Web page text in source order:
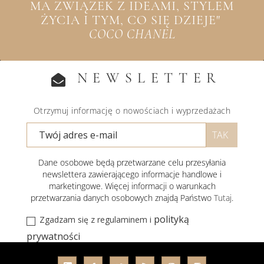
MA ZWIĄZEK Z IDEAMI, STYLEM
ŻYCIA I TYM, CO SIĘ DZIEJE"
COCO CHANEL
NEWSLETTER
Otrzymuj informację o nowościach i wyprzedażach
Dane osobowe będą przetwarzane celu przesyłania
newslettera zawierającego informacje handlowe i
marketingowe. Więcej informacji o warunkach
przetwarzania danych osobowych znajdą Państwo Tutaj.
Zgadzam się z regulaminem i polityką
prywatności